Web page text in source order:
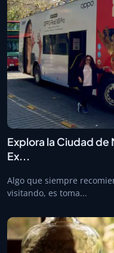
Explora la Ciudad de
Ex...
Algo que siempre
visitando, es toma...